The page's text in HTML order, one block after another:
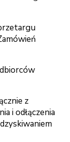
z
i odłączenia